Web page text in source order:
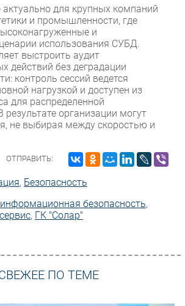
для крупных компаний
и промышленности, где
и
использования СУБД.
выстроить аудит
действий без деградации
контроль сессий ведется
нагрузкой и доступен из
для распределенной
организации могут
не выбирая между скоростью и
ОТПРАВИТЬ:
, Безопасность
информационная безопасность,
, ГК "Солар"
ПО ТЕМЕ